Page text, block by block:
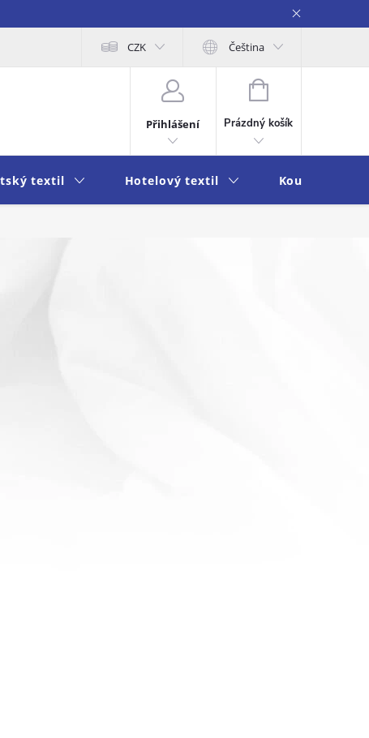
údajů Moje objednávka
CZK Čeština
Přihlášení
NÁKUPNÍ
KOŠÍK
Prázdný košík
textil Hotelový textil Koupelna a